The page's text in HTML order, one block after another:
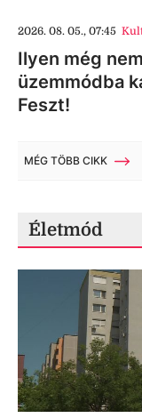
2026. 08. 05., 07:45
Ilyen még
üzemmódba
Feszt!
MÉG TÖBB CIKK
Életmód